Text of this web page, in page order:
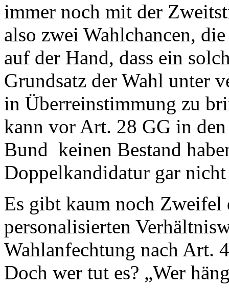
immer noch mit der
also zwei Wahlchancen,
auf der Hand, dass ein
Grundsatz der Wahl unter
in Überreinstimmung zu
kann vor Art. 28 GG in
Bund keinen Bestand
Doppelkandidatur gar
Es gibt kaum noch Zweifel
personalisierten
Wahlanfechtung nach Art.
Doch wer tut es? „Wer